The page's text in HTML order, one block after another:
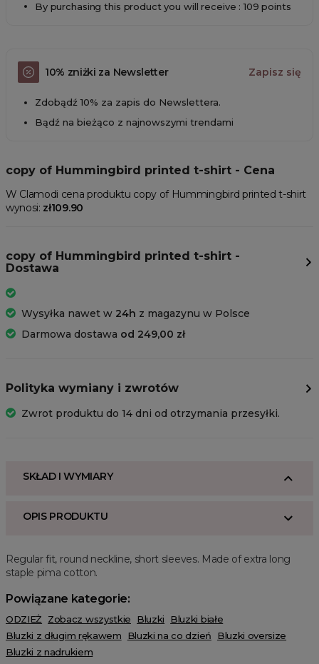
By purchasing this product you will receive : 109 points
10% zniżki za Newsletter Zapisz się
Zdobądź 10% za zapis do Newslettera.
Bądź na bieżąco z najnowszymi trendami
copy of Hummingbird printed t-shirt - Cena
W Clamodi cena produktu copy of Hummingbird printed t-shirt
wynosi: zł109.90
copy of Hummingbird printed t-shirt -
Dostawa
Wysyłka nawet w 24h z magazynu w Polsce
Darmowa dostawa od 249,00 zł
Polityka wymiany i zwrotów
Zwrot produktu do 14 dni od otrzymania przesyłki.
SKŁAD I WYMIARY
OPIS PRODUKTU
Regular fit, round neckline, short sleeves. Made of extra long
staple pima cotton.
Powiązane kategorie:
ODZIEŻ Zobacz wszystkie Bluzki
Bluzki białe
Bluzki z długim rękawem
Bluzki na co dzień
Bluzki oversize
Bluzki z nadrukiem